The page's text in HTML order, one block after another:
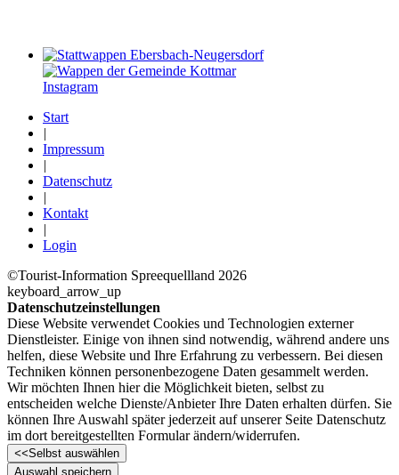
Instagram
Start
|
Impressum
|
Datenschutz
|
Kontakt
|
Login
©Tourist-Information Spreequellland 2026
keyboard_arrow_up
Datenschutzeinstellungen
Diese Website verwendet Cookies und Technologien externer
Dienstleister. Einige von ihnen sind notwendig, während andere uns
helfen, diese Website und Ihre Erfahrung zu verbessern. Bei diesen
Techniken können personenbezogene Daten gesammelt werden.
Wir möchten Ihnen hier die Möglichkeit bieten, selbst zu
entscheiden welche Dienste/­Anbieter Ihre Daten erhalten dürfen. Sie
können Ihre Auswahl später jederzeit auf unserer Seite Datenschutz
im dort bereitgestellten Formular ändern/­widerrufen.
<<Selbst auswählen
Auswahl speichern